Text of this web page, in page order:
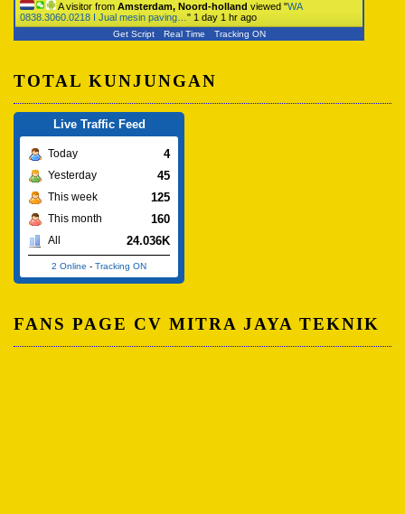
A visitor from Amsterdam, Noord-holland viewed "WA
0838.3060.0218 I Jual mesin paving… " 1 day 1 hr ago
Get Script Real Time Tracking ON
TOTAL KUNJUNGAN
Live Traffic Feed
Today 4
Yesterday 45
This week 125
This month 160
All 24.036K
2 Online - Tracking ON
FANS PAGE CV MITRA JAYA TEKNIK